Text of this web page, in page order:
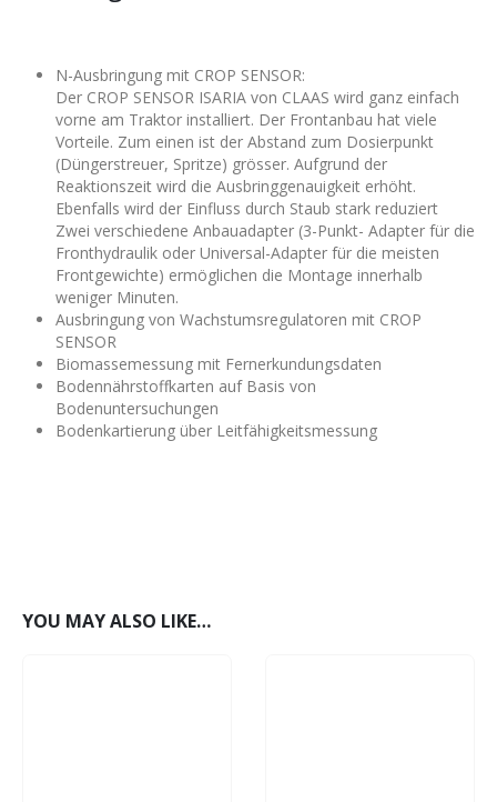
N-Ausbringung mit CROP SENSOR:
Der CROP SENSOR ISARIA von CLAAS wird ganz einfach
vorne am Traktor installiert. Der Frontanbau hat viele
Vorteile. Zum einen ist der Abstand zum Dosierpunkt
(Düngerstreuer, Spritze) grösser. Aufgrund der
Reaktionszeit wird die Ausbringgenauigkeit erhöht.
Ebenfalls wird der Einfluss durch Staub stark reduziert
Zwei verschiedene Anbauadapter (3-Punkt- Adapter für die
Fronthydraulik oder Universal-Adapter für die meisten
Frontgewichte) ermöglichen die Montage innerhalb
weniger Minuten.
Ausbringung von Wachstumsregulatoren mit CROP
SENSOR
Biomassemessung mit Fernerkundungsdaten
Bodennährstoffkarten auf Basis von
Bodenuntersuchungen
Bodenkartierung über Leitfähigkeitsmessung
YOU MAY ALSO LIKE…